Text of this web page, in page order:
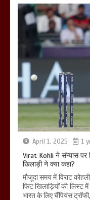
April 1, 2025 1
Virat Kohli ने संन्यास पर
खिलाड़ी ने क्या कहा?
मौजूदा समय में विराट
फिट खिलाड़ियों की लिस्ट
भारत के लिए चैंपियंस